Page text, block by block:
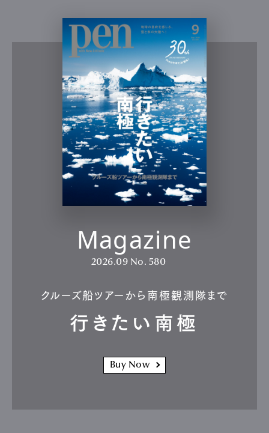
Magazine
2026.09 No. 580
クルーズ船ツアーから南極観測隊まで
行きたい南極
Buy Now